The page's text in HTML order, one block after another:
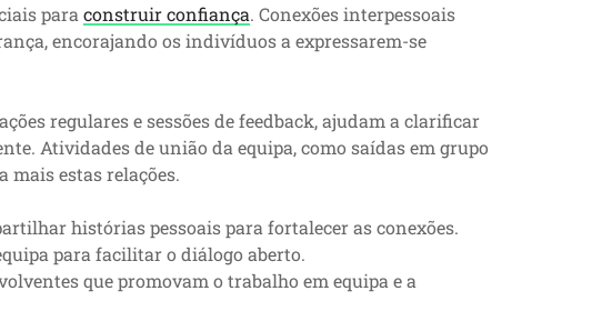
paraconstruir confiança. Conexões interpessoais
encorajando os indivíduos a expressarem-se
regulares e sessões de feedback, ajudam a clarificar
Atividades de união da equipa, como saídas em grupo
mais estas relações.
histórias pessoais para fortalecer as conexões.
para facilitar o diálogo aberto.
que promovam o trabalho em equipa e a